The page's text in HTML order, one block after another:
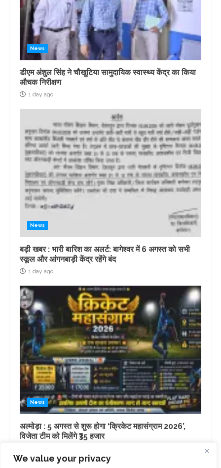
We value your privacy
News
डीएम अंशुल सिंह ने चौखुटिया सामुदायिक स्वास्थ्य केंद्र का किया
औचक निरीक्षण
1 day ago
News
बड़ी खबर : भारी बारिश का अलर्ट: बागेश्वर में 6 अगस्त को सभी
स्कूल और आंगनबाड़ी केंद्र रहेंगे बंद
1 day ago
News
अल्मोड़ा : 5 अगस्त से शुरू होगा ‘क्रिकेट महासंग्राम 2026’,
विजेता टीम को मिलेंगे ₹35 हजार